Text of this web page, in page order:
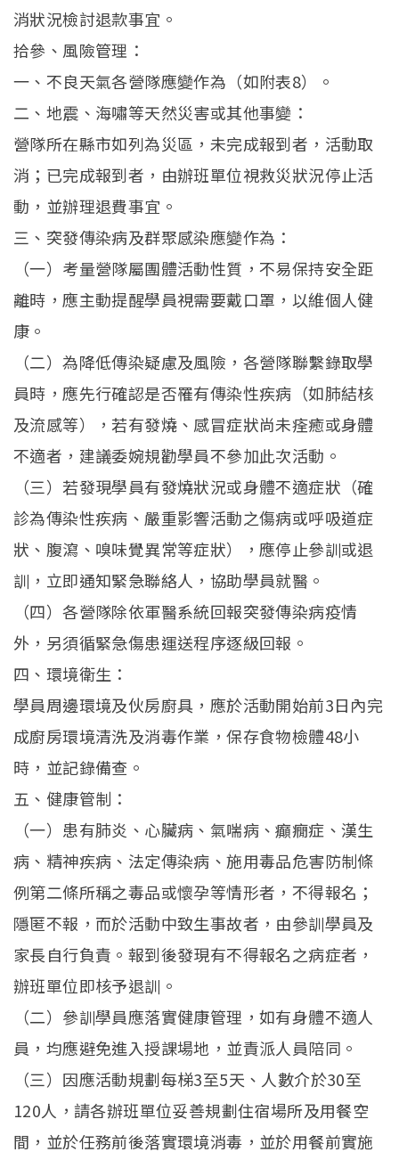
消狀況檢討退款事宜。
拾參、風險管理：
一、不良天氣各營隊應變作為（如附表8）。
二、地震、海嘯等天然災害或其他事變：
營隊所在縣市如列為災區，未完成報到者，活動取
消；已完成報到者，由辦班單位視救災狀況停止活
動，並辦理退費事宜。
三、突發傳染病及群聚感染應變作為：
（一）考量營隊屬團體活動性質，不易保持安全距
離時，應主動提醒學員視需要戴口罩，以維個人健
康。
（二）為降低傳染疑慮及風險，各營隊聯繫錄取學
員時，應先行確認是否罹有傳染性疾病（如肺結核
及流感等），若有發燒、感冒症狀尚未痊癒或身體
不適者，建議委婉規勸學員不參加此次活動。
（三）若發現學員有發燒狀況或身體不適症狀（確
診為傳染性疾病、嚴重影響活動之傷病或呼吸道症
狀、腹瀉、嗅味覺異常等症狀），應停止參訓或退
訓，立即通知緊急聯絡人，協助學員就醫。
（四）各營隊除依軍醫系統回報突發傳染病疫情
外，另須循緊急傷患運送程序逐級回報。
四、環境衛生：
學員周邊環境及伙房廚具，應於活動開始前3日內完
成廚房環境清洗及消毒作業，保存食物檢體48小
時，並記錄備查。
五、健康管制：
（一）患有肺炎、心臟病、氣喘病、癲癇症、漢生
病、精神疾病、法定傳染病、施用毒品危害防制條
例第二條所稱之毒品或懷孕等情形者，不得報名；
隱匿不報，而於活動中致生事故者，由參訓學員及
家長自行負責。報到後發現有不得報名之病症者，
辦班單位即核予退訓。
（二）參訓學員應落實健康管理，如有身體不適人
員，均應避免進入授課場地，並責派人員陪同。
（三）因應活動規劃每梯3至5天、人數介於30至
120人，請各辦班單位妥善規劃住宿場所及用餐空
間，並於任務前後落實環境消毒，並於用餐前實施